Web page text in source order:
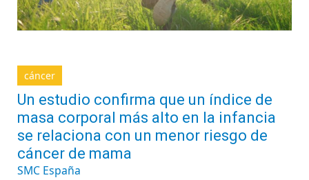
cáncer
Un estudio confirma que un índice de
masa corporal más alto en la infancia
se relaciona con un menor riesgo de
cáncer de mama
SMC España